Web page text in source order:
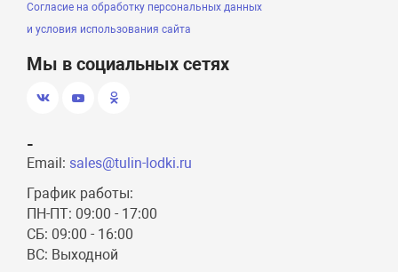
Согласие на обработку персональных данных
и условия использования сайта
Мы в социальных сетях
-
Email: sales@tulin-lodki.ru
График работы:
ПН-ПТ: 09:00 - 17:00
СБ: 09:00 - 16:00
ВС: Выходной